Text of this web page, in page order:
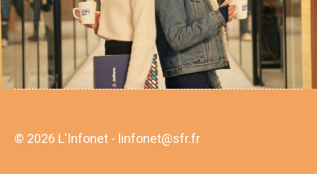
© 2026 L'Infonet - linfonet@sfr.fr